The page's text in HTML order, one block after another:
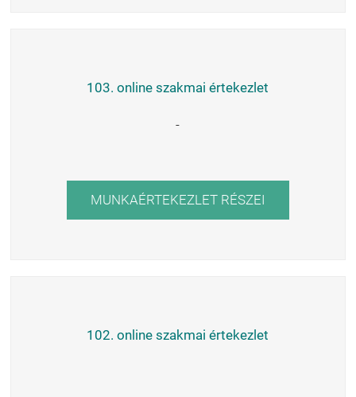
103. online szakmai értekezlet
-
MUNKAÉRTEKEZLET RÉSZEI
102. online szakmai értekezlet